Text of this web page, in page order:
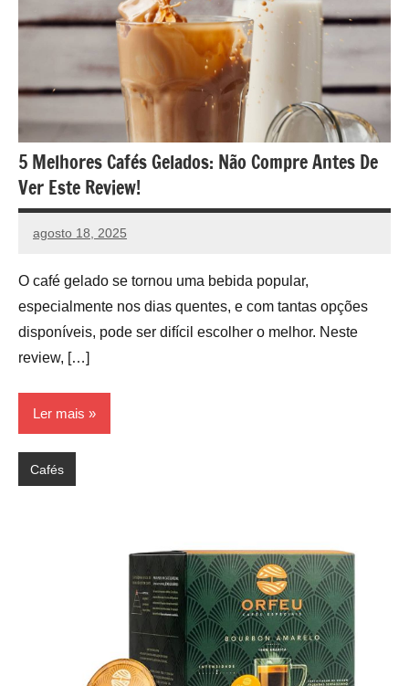
compras,
nossos
5 Melhores Cafés Gelados: Não Compre Antes De
Ver Este Review!
agosto 18, 2025
vih.santoss@gmail.com
Nenhum
O café gelado se tornou uma bebida popular,
especialmente nos dias quentes, e com tantas opções
disponíveis, pode ser difícil escolher o melhor. Neste
review, […]
Ler mais
Cafés